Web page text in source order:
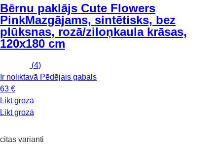
Bērnu paklājs Cute Flowers
PinkMazgājams, sintētisks, bez
plūksnas, rozā/ziloņkaula krāsas,
120x180 cm
(4)
Ir noliktavā Pēdējais gabals
63 €
Likt grozā
Likt grozā
citas varianti